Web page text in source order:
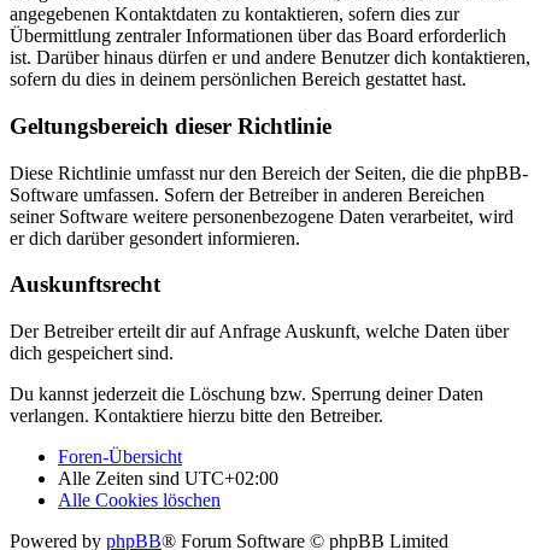
angegebenen Kontaktdaten zu kontaktieren, sofern dies zur
Übermittlung zentraler Informationen über das Board erforderlich
ist. Darüber hinaus dürfen er und andere Benutzer dich kontaktieren,
sofern du dies in deinem persönlichen Bereich gestattet hast.
Geltungsbereich dieser Richtlinie
Diese Richtlinie umfasst nur den Bereich der Seiten, die die phpBB-
Software umfassen. Sofern der Betreiber in anderen Bereichen
seiner Software weitere personenbezogene Daten verarbeitet, wird
er dich darüber gesondert informieren.
Auskunftsrecht
Der Betreiber erteilt dir auf Anfrage Auskunft, welche Daten über
dich gespeichert sind.
Du kannst jederzeit die Löschung bzw. Sperrung deiner Daten
verlangen. Kontaktiere hierzu bitte den Betreiber.
Foren-Übersicht
Alle Zeiten sind UTC+02:00
Alle Cookies löschen
Powered by phpBB® Forum Software © phpBB Limited